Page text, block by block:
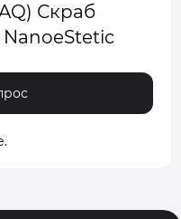
Скраб